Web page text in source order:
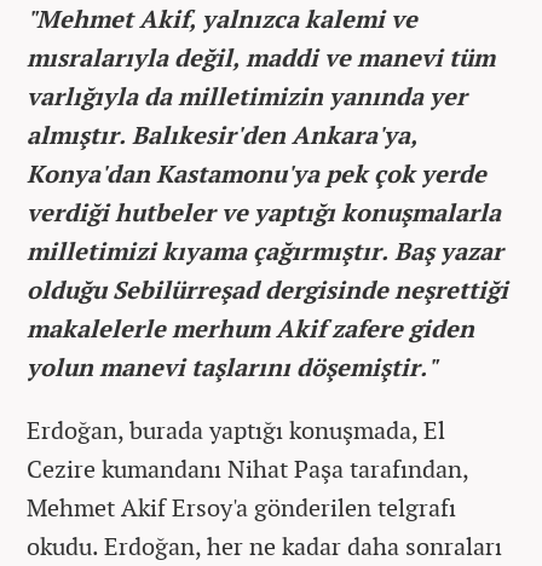
"Mehmet Akif, yalnızca kalemi ve
mısralarıyla değil, maddi ve manevi tüm
varlığıyla da milletimizin yanında yer
almıştır. Balıkesir'den Ankara'ya,
Konya'dan Kastamonu'ya pek çok yerde
verdiği hutbeler ve yaptığı konuşmalarla
milletimizi kıyama çağırmıştır. Baş yazar
olduğu Sebilürreşad dergisinde neşrettiği
makalelerle merhum Akif zafere giden
yolun manevi taşlarını döşemiştir."
Erdoğan, burada yaptığı konuşmada, El
Cezire kumandanı Nihat Paşa tarafından,
Mehmet Akif Ersoy'a gönderilen telgrafı
okudu. Erdoğan, her ne kadar daha sonraları